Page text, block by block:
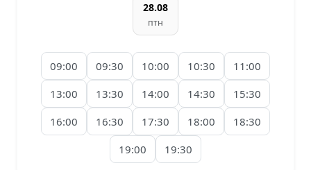
28.08
птн
09:00 09:30 10:00 10:30
11:00
13:00
13:30 14:00 14:30
15:30
16:00
16:30 17:30 18:00
18:30
19:00
19:30